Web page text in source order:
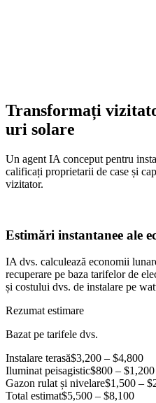
Transformați
uri solare
Un agent IA conceput pentru
calificați proprietarii de case și
vizitator.
Estimări instantanee ale
IA dvs. calculează economii
recuperare pe baza tarifelor de
și costului dvs. de instalare pe
Rezumat estimare
Bazat pe tarifele dvs.
Instalare terasă$3,200 – $4,800
Iluminat peisagistic$800 – $1,200
Gazon rulat și nivelare$1,500 –
Total estimat$5,500 – $8,100